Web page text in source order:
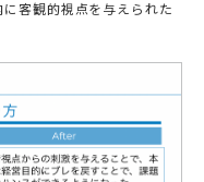
客観的視点を与えられた